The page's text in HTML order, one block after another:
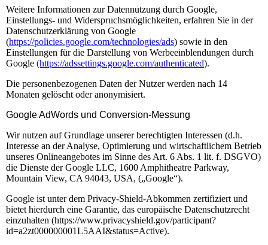
Weitere Informationen zur Datennutzung durch Google,
Einstellungs- und Widerspruchsmöglichkeiten, erfahren Sie in der
Datenschutzerklärung von Google
(https://policies.google.com/technologies/ads) sowie in den
Einstellungen für die Darstellung von Werbeeinblendungen durch
Google (https://adssettings.google.com/authenticated).
Die personenbezogenen Daten der Nutzer werden nach 14
Monaten gelöscht oder anonymisiert.
Google AdWords und Conversion-Messung
Wir nutzen auf Grundlage unserer berechtigten Interessen (d.h.
Interesse an der Analyse, Optimierung und wirtschaftlichem Betrieb
unseres Onlineangebotes im Sinne des Art. 6 Abs. 1 lit. f. DSGVO)
die Dienste der Google LLC, 1600 Amphitheatre Parkway,
Mountain View, CA 94043, USA, („Google“).
Google ist unter dem Privacy-Shield-Abkommen zertifiziert und
bietet hierdurch eine Garantie, das europäische Datenschutzrecht
einzuhalten (https://www.privacyshield.gov/participant?
id=a2zt000000001L5AAI&status=Active).